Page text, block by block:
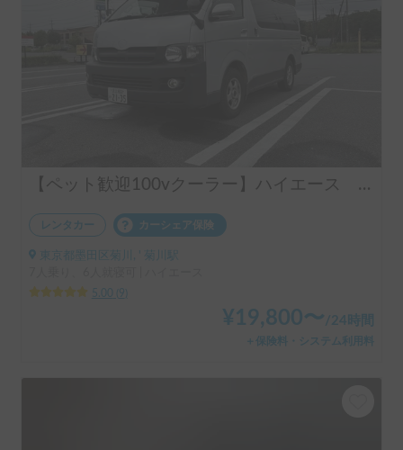
【ペット歓迎100vクーラー】ハイエース バンクベット6名就寝
レンタカー カーシェア保険
東京都墨田区菊川, ' 菊川駅
5.00
9
¥ 19,800〜 /24時間
＋保険料・システム利用料